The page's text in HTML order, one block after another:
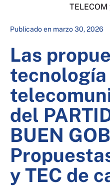
Publicado en marzo 30, 2026
Las
tecnología
del
BUEN
y TEC de